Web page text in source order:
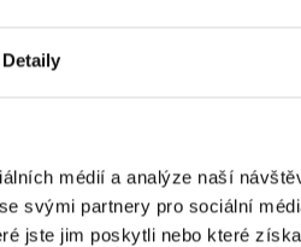
Detaily
médií a analýze naší
svými partnery pro sociální
jste jim poskytli nebo které
- Top, Klasik